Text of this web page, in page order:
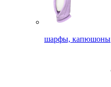
шарфы, капюшоны